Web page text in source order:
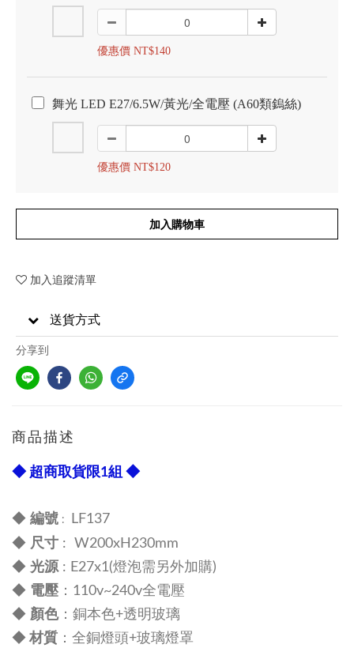
優惠價 NT$140
舞光 LED E27/6.5W/黃光/全電壓 (A60類鎢絲)
優惠價 NT$120
加入購物車
加入追蹤清單
送貨方式
分享到
商品描述
◆ 超商取貨限1組 ◆
◆ 編號 : LF137
◆ 尺寸 : W200xH230mm
◆ 光源 : E27x1(燈泡需另外加購)
◆ 電壓 ：110v~240v全電壓
◆ 顏色： 銅本色+透明玻璃
◆ 材質 ：全銅燈頭+玻璃燈罩